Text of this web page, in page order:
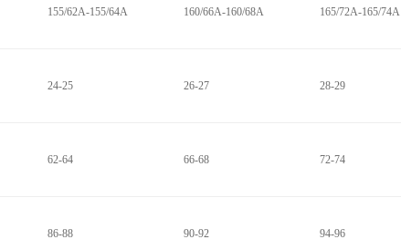
155/62A-155/64A 160/66A-160/68A 165/72A-165/74A
24-25 26-27 28-29
62-64 66-68 72-74
86-88 90-92 94-96